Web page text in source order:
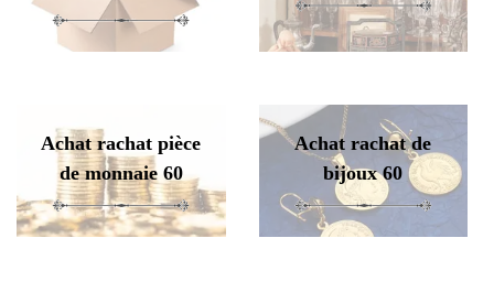
Achat rachat pièce
de monnaie 60
Achat rachat de
bijoux 60